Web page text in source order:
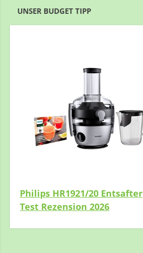
UNSER BUDGET TIPP
Philips HR1921/20 Entsafter
Test Rezension 2026